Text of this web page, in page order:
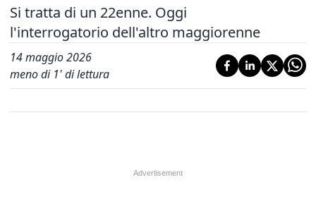
Si tratta di un 22enne. Oggi
l'interrogatorio dell'altro maggiorenne
14 maggio 2026
meno di 1' di lettura